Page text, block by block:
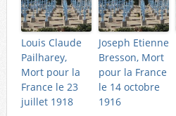
Louis Claude
Pailharey,
Mort pour la
France le 23
juillet 1918
Joseph Etienne
Bresson, Mort
pour la France
le 14 octobre
1916